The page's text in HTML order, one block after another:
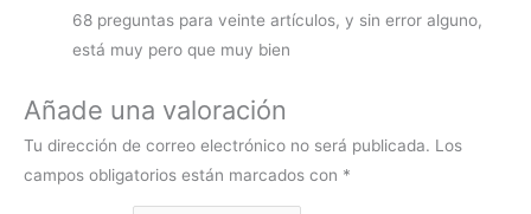
68 preguntas para veinte artículos, y sin error alguno,
está muy pero que muy bien
Añade una valoración
Tu dirección de correo electrónico no será publicada. Los
campos obligatorios están marcados con *